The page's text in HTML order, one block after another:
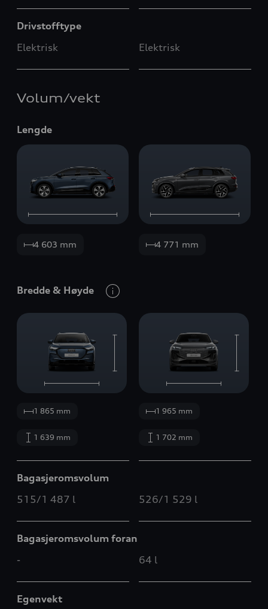
Drivstofftype
Elektrisk
Elektrisk
Volum/vekt
Lengde
4 603 mm 4 771 mm
Bredde & Høyde
1 865 mm
1 639 mm
1 965 mm
1 702 mm
Bagasjeromsvolum
515/1 487 l
526/1 529 l
Bagasjeromsvolum foran
-
64 l
Egenvekt